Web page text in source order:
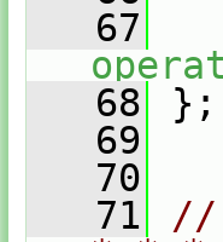
   67
   68
};
   69
   70
   71
//